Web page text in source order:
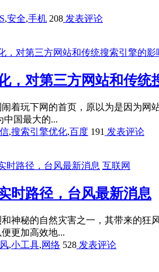
,安全,手机 208 发表评论
，对第三方网站和传统
着玩下网的首页，原以为是因为
中国最大的...
,搜索引擎优化,百度 191 发表评论
互联网
时路径，台风最新消息
神秘的自然灾害之一，其带来的
更加高效地...
,小工具,网络 528 发表评论